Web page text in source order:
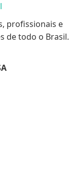
profissionais e
de todo o Brasil.